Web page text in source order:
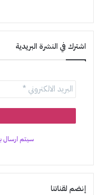
اشترك في النشرة البريدية
سيتم ارسال
إنضم لقناتنا